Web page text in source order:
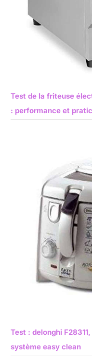
Test de la friteuse
: performance et
Test : delonghi
système easy clean